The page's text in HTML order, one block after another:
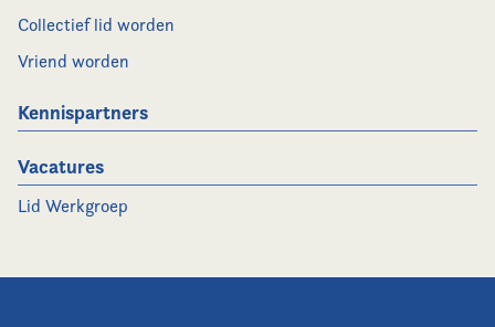
Collectief lid worden
Vriend worden
Kennispartners
Vacatures
Lid Werkgroep